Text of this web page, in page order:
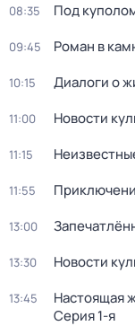
08:35 Под
09:45 Роман в
10:15 Диалоги о
11:00 Новости
11:15
11:55
13:00
13:30 Новости
13:45 Настоящая
Серия 1-я